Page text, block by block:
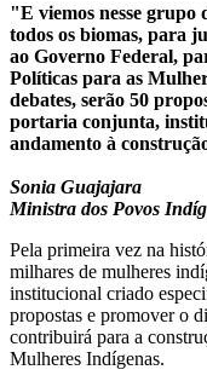
"E viemos nesse grupo
todos os biomas, para
ao Governo Federal,
Políticas para as
debates, serão 50
portaria conjunta,
andamento à
Sonia Guajajara
Ministra dos Povos
Pela primeira vez na
milhares de mulheres
institucional criado
propostas e promover o
contribuirá para a
Mulheres Indígenas.